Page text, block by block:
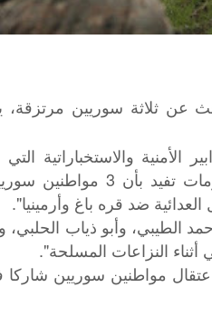
عن ثلاثة سوريين
والاستخباراتية التي
القومي الأرمني، فقد تم الحصول على
ضد قره باغ وأرمينيا".
الطيبي، وأبو ذياب
أثناء النزاعات المسلحة".
مواطنين سوريين